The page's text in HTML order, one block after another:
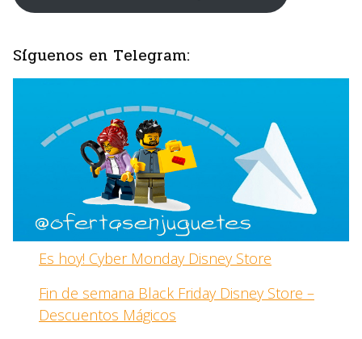
Síguenos en Telegram:
Es hoy! Cyber Monday Disney Store
Fin de semana Black Friday Disney Store –
Descuentos Mágicos